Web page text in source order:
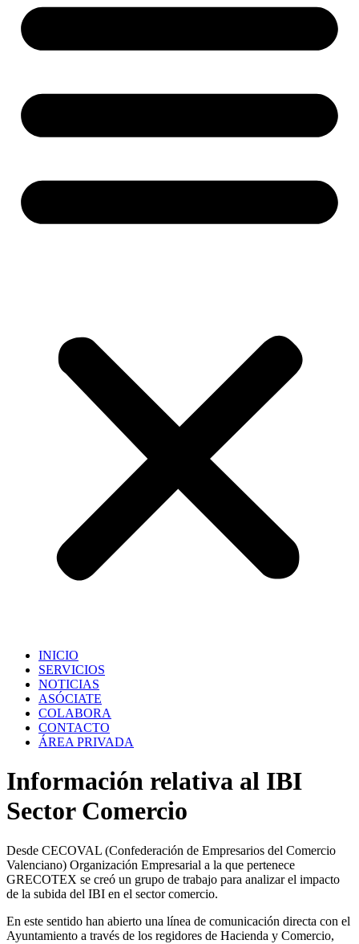
INICIO
SERVICIOS
NOTICIAS
ASÓCIATE
COLABORA
CONTACTO
ÁREA PRIVADA
Información relativa al IBI
Sector Comercio
Desde CECOVAL (Confederación de Empresarios del Comercio
Valenciano) Organización Empresarial a la que pertenece
GRECOTEX se creó un grupo de trabajo para analizar el impacto
de la subida del IBI en el sector comercio.
En este sentido han abierto una línea de comunicación directa con el
Ayuntamiento a través de los regidores de Hacienda y Comercio,